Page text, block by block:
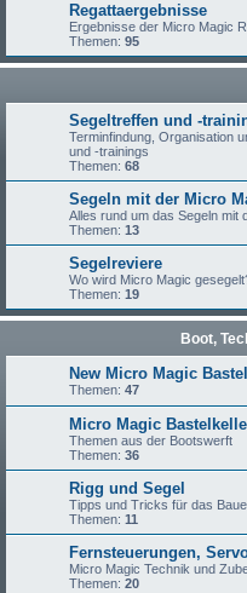
Regattaergebnisse
Ergebnisse der Micro Magic
Themen: 95
Segeltreffen und -
Terminfindung, Organisation
und -trainings
Themen: 68
Segeln mit der Micro
Alles rund um das Segeln mit
Themen: 13
Segelreviere
Wo wird Micro Magic
Themen: 19
Boot,
New Micro Magic
Themen: 47
Micro Magic
Themen aus der Bootswerft
Themen: 36
Rigg und Segel
Tipps und Tricks für das
Themen: 11
Fernsteuerungen,
Micro Magic Technik und
Themen: 20